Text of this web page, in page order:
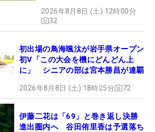
2026年8月8日 (土) 12時00分
32
初出場の鳥海颯汰が岩手県オープン
初V「この大会を機にどんどん上
に」 シニアの部は宮本勝昌が連覇
2026年8月8日 (土) 18時25分 72
伊藤二花は「69」と巻き返し決勝
進出圏内へ 谷田侑里香は予選落ち